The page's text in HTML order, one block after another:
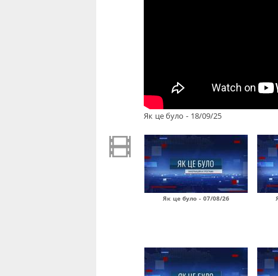
Як це було - 18/09/25
Як це було - 07/08/26